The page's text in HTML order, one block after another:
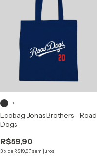
Ecobag Jonas Brothers - Road
Dogs
R$59,90
3x de R$19,97 sem juros
+1